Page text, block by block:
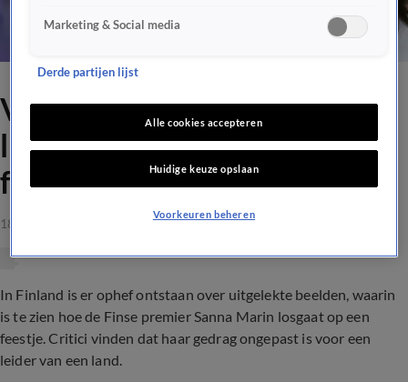
Video: premier van Finland
ligt onder vuur na gelekte
feestbeelden
18 aug 2022, 14:13
In Finland is er ophef ontstaan over uitgelekte beelden, waarin
is te zien hoe de Finse premier Sanna Marin losgaat op een
feestje. Critici vinden dat haar gedrag ongepast is voor een
leider van een land.
Marketing & Social media
Derde partijen lijst
Alle cookies accepteren
Huidige keuze opslaan
Voorkeuren beheren